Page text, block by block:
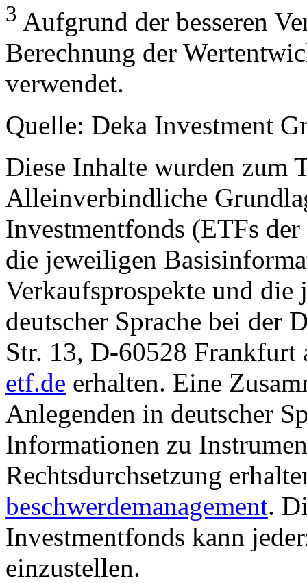
3 Aufgrund der besseren
Berechnung der
verwendet.
Quelle: Deka Investment
Diese Inhalte wurden zum
Alleinverbindliche
Investmentfonds (ETFs
die jeweiligen
Verkaufsprospekte und
deutscher Sprache bei der
Str. 13, D-60528
etf.de erhalten. Eine
Anlegenden in deutscher
Informationen zu
Rechtsdurchsetzung
beschwerdemanagement.
Investmentfonds kann
einzustellen.